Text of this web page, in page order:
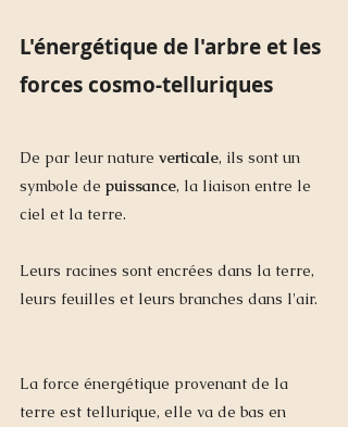
L'énergétique de l'arbre et les
forces cosmo-telluriques
De par leur nature verticale, ils sont un
symbole de puissance, la liaison entre le
ciel et la terre.
Leurs racines sont encrées dans la terre,
leurs feuilles et leurs branches dans l'air.
La force énergétique provenant de la
terre est tellurique, elle va de bas en